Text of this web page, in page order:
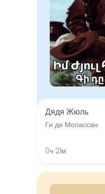
Дядя Жюль
Ги де Мопассан
0ч 21м